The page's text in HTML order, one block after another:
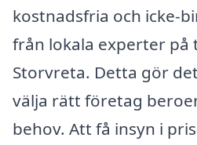
kostnadsfria och icke-
från lokala experter på
Storvreta. Detta gör
välja rätt företag
behov. Att få insyn i